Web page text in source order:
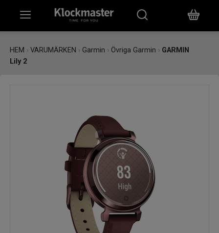
KLOCKOR
VARUMÄRKEN
PRESENTKORT
HEM › VARUMÄRKEN › Garmin › Övriga Garmin › GARMIN
Lily 2